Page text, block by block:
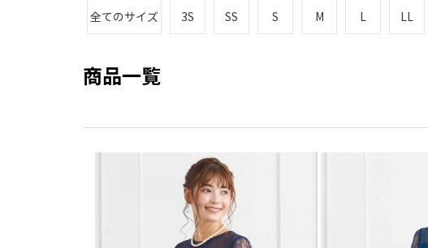
全てのサイズ 3S SS S M L LL
商品一覧